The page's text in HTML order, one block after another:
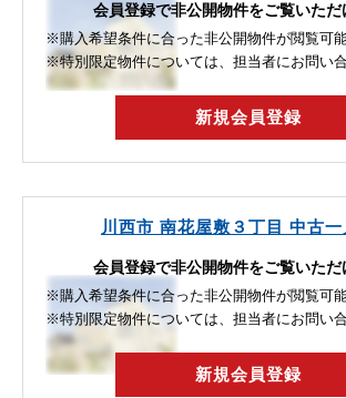
会員登録で非公開物件をご覧いただ
※購入希望条件に合った非公開物件が閲覧可能
※特別限定物件については、担当者にお問い合
新規会員登録
川西市 南花屋敷３丁目 中古一
会員登録で非公開物件をご覧いただ
※購入希望条件に合った非公開物件が閲覧可能
※特別限定物件については、担当者にお問い合
新規会員登録